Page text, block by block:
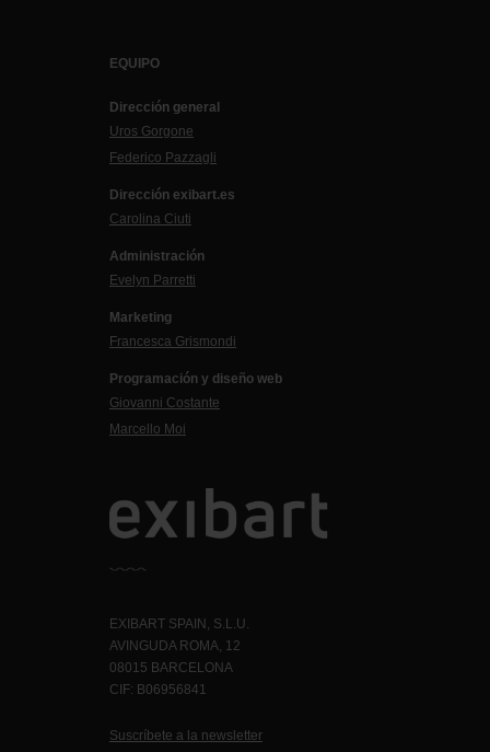
EQUIPO
Dirección general
Uros Gorgone
Federico Pazzagli
Dirección exibart.es
Carolina Ciuti
Administración
Evelyn Parretti
Marketing
Francesca Grismondi
Programación y diseño web
Giovanni Costante
Marcello Moi
EXIBART SPAIN, S.L.U.
AVINGUDA ROMA, 12
08015 BARCELONA
CIF: B06956841
Suscríbete a la newsletter